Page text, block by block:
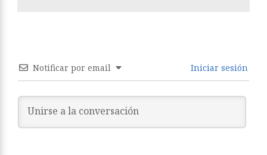
Notificar por email Iniciar sesión